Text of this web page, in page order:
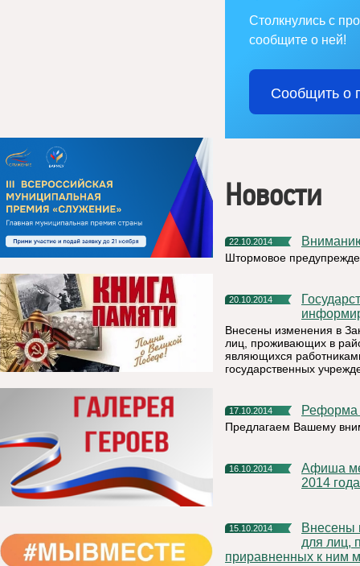
Столкнулись с
сообщите о ней!
Сообщить о
Новости
22.10.2014
Штормовое
20.10.2014
Государственная инспекция труда в Республике Коми
Внесены изменения в
лиц, проживающих в
являющихся
государственных
17.10.2014
Предлагаем Вашему
16.10.2014
Афиша мероприятий, которые будут проведены в ноябре
2014
15.10.2014
Внесены изменения в Закон РК «О гарантиях и компенсациях
для лиц,
приравненных к ним